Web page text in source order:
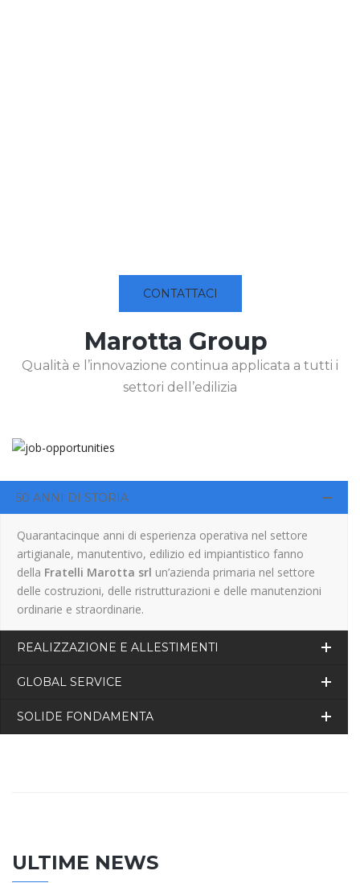
CONTATTACI
Marotta Group
Qualità e l’innovazione continua applicata a tutti i
settori dell’edilizia
50 ANNI DI STORIA
Quarantacinque anni di esperienza operativa nel settore
artigianale, manutentivo, edilizio ed impiantistico fanno
della Fratelli Marotta srl un’azienda primaria nel settore
delle costruzioni, delle ristrutturazioni e delle manutenzioni
ordinarie e straordinarie.
REALIZZAZIONE E ALLESTIMENTI
GLOBAL SERVICE
SOLIDE FONDAMENTA
ULTIME NEWS